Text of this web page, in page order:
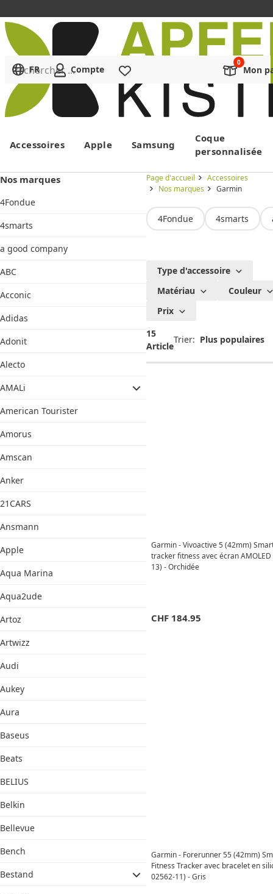
Menu
Rechercher ...
FR Compte Mon
Accessoires Apple Samsung
Coque
personnalisée
Nos marques
4Fondue
4smarts
a good company
ABC
Acconic
Adidas
Adonit
Alecto
AMALi
American Tourister
Amorus
Amscan
Anker
21CARS
Ansmann
Apple
Aqua Marina
Aqua2ude
Artoz
Artwizz
Audi
Aukey
Aura
Baseus
Beats
BELIUS
Belkin
Bellevue
Bench
Bestand
Page d'accueil
Accessoires
Nos marques
Garmin
4Fondue 4smarts
Garmin
Type d'accessoire
Matériau
Couleur
Prix
15
Article
Trier:
Garmin - Vivoactive 5 (42mm)
tracker fitness avec écran
13) - Orchidée
CHF 184.95
Garmin - Forerunner 55 (42mm)
Fitness Tracker avec bracelet en
02562-11) - Gris